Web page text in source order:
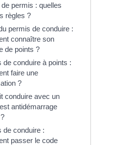
de permis : quelles
règles ?
permis de conduire :
connaître son
de points ?
de conduire à points :
faire une
?
conduire avec un
antidémarrage
de conduire :
passer le code